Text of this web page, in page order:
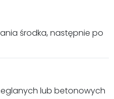
środka, następnie po
lub betonowych